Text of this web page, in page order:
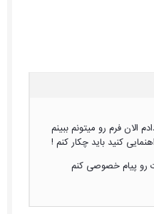
الان فرم رو میتونم ببینم
کنید باید چکار کنم !
رو پیام خصوصی کنم